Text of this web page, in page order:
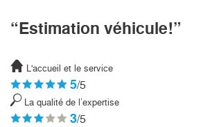
“Estimation véhicule!”
L'accueil et le service
5/5
La qualité de l’expertise
3/5